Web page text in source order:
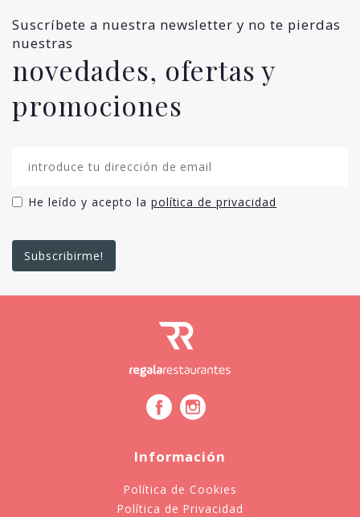
Suscríbete a nuestra newsletter y no te pierdas
nuestras
novedades, ofertas y
promociones
He leído y acepto la política de privacidad
Información
Política de Cookies
Política de Privacidad